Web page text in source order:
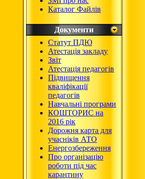
Каталог Файлів
Документи
Статут ПДЮ
Атестація закладу
Звіт
Атестація педагогів
Підвищення
кваліфікації
педагогів
Навчальні програми
КОШТОРИС на
2016 рік
Дорожня карта для
учасніків АТО
Енергозбереження
Про організацію
роботи під час
карантину